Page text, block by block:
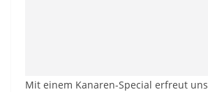
Mit einem Kanaren-Special erfreut